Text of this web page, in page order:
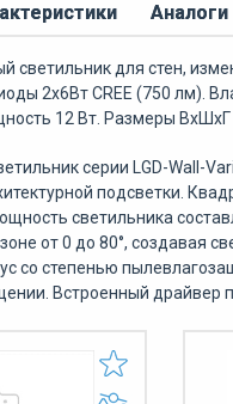
Аналоги
светильник для стен,
2x6Вт CREE (750 лм).
12 Вт. Размеры
серии LGD-Wall-
подсветки.
светильника
от 0 до 80°, создавая
со степенью
Встроенный драйвер